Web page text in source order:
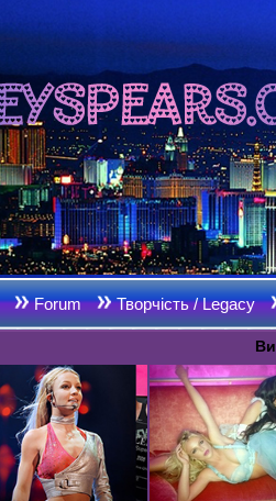
Forum Творчість / Legacy